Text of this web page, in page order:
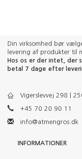
Din virksomhed bør
levering af produkter til
Hos os er der intet, der
betal 7 dage efter
Vigerslevvej 298 |
+45 70 20 90 11
info@atmengros.dk
INFORMATIONER